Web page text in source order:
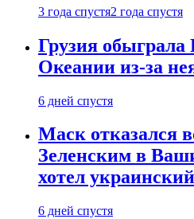
3 года спустя2 года спустя
Грузия обыграла
Океании из-за
6 дней спустя
Маск отказался
Зеленским в
хотел
6 дней спустя